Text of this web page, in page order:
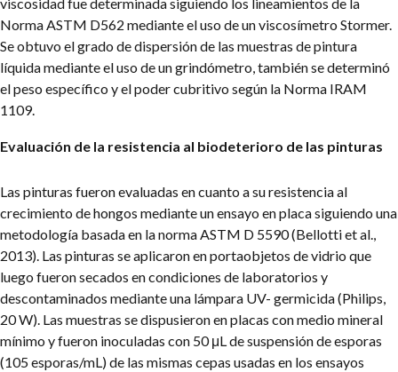
Norma ASTM D562 mediante el uso de un viscosímetro Stormer.
Se obtuvo el grado de dispersión de las muestras de pintura
líquida mediante el uso de un grindómetro, también se determinó
el peso específico y el poder cubritivo según la Norma IRAM
1109.
Evaluación de la resistencia al biodeterioro de las pinturas
Las pinturas fueron evaluadas en cuanto a su resistencia al
crecimiento de hongos mediante un ensayo en placa siguiendo una
metodología basada en la norma ASTM D 5590 (Bellotti et al.,
2013). Las pinturas se aplicaron en portaobjetos de vidrio que
luego fueron secados en condiciones de laboratorios y
descontaminados mediante una lámpara UV- germicida (Philips,
20 W). Las muestras se dispusieron en placas con medio mineral
mínimo y fueron inoculadas con 50 μL de suspensión de esporas
(105 esporas/mL) de las mismas cepas usadas en los ensayos